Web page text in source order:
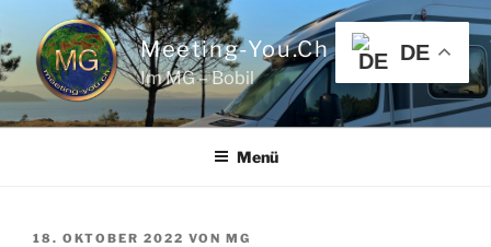
Inhalt
springen
Meeting-You.ch
Im MG – Bobil
Menü
VERÖFFENTLICHT
18. OKTOBER 2022 VON MG
DE